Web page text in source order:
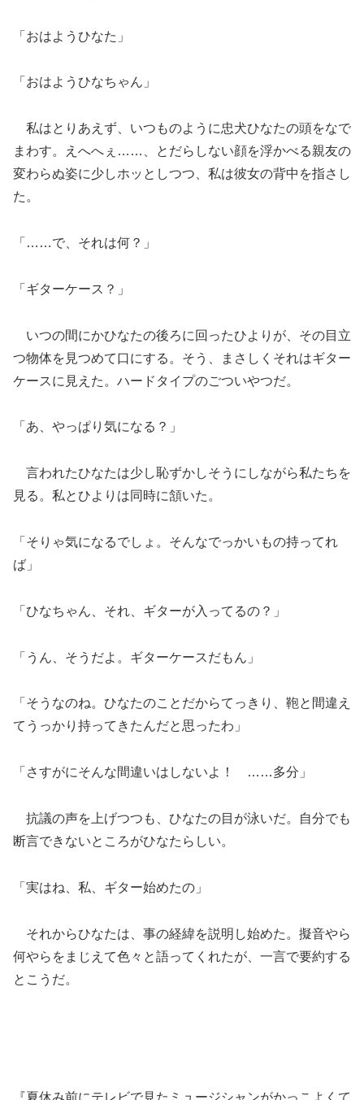
「おはようひなた」
「おはようひなちゃん」
私はとりあえず、いつものように忠犬ひなたの頭をなで
まわす。えへへぇ……、とだらしない顔を浮かべる親友の
変わらぬ姿に少しホッとしつつ、私は彼女の背中を指さし
た。
「……で、それは何？」
「ギターケース？」
いつの間にかひなたの後ろに回ったひよりが、その目立
つ物体を見つめて口にする。そう、まさしくそれはギター
ケースに見えた。ハードタイプのごついやつだ。
「あ、やっぱり気になる？」
言われたひなたは少し恥ずかしそうにしながら私たちを
見る。私とひよりは同時に頷いた。
「そりゃ気になるでしょ。そんなでっかいもの持ってれ
ば」
「ひなちゃん、それ、ギターが入ってるの？」
「うん、そうだよ。ギターケースだもん」
「そうなのね。ひなたのことだからてっきり、鞄と間違え
てうっかり持ってきたんだと思ったわ」
「さすがにそんな間違いはしないよ！ ……多分」
抗議の声を上げつつも、ひなたの目が泳いだ。自分でも
断言できないところがひなたらしい。
「実はね、私、ギター始めたの」
それからひなたは、事の経緯を説明し始めた。擬音やら
何やらをまじえて色々と語ってくれたが、一言で要約する
とこうだ。